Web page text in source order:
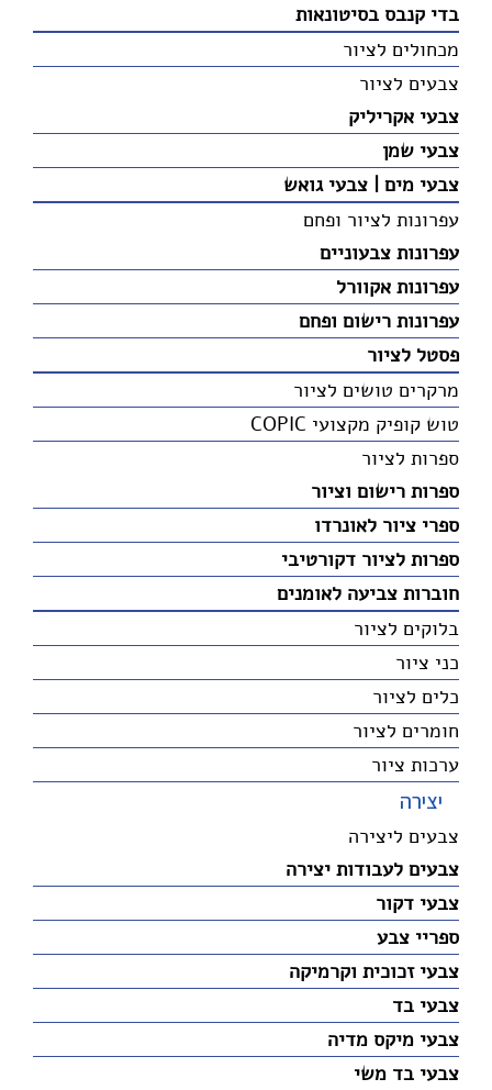
בדי קנבס בסיטונאות
מכחולים לציור
צבעים לציור
צבעי אקריליק
צבעי שמן
צבעי מים | צבעי גואש
עפרונות לציור ופחם
עפרונות צבעוניים
עפרונות אקוורל
עפרונות רישום ופחם
פסטל לציור
מרקרים טושים לציור
טוש קופיק מקצועי COPIC
ספרות לציור
ספרות רישום וציור
ספרי ציור לאונרדו
ספרות לציור דקורטיבי
חוברות צביעה לאומנים
בלוקים לציור
כני ציור
כלים לציור
חומרים לציור
ערכות ציור
יצירה
צבעים ליצירה
צבעים לעבודות יצירה
צבעי דקור
ספריי צבע
צבעי זכוכית וקרמיקה
צבעי בד
צבעי מיקס מדיה
צבעי בד משי